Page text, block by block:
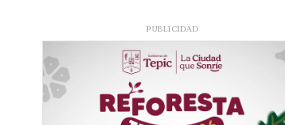
PUBLICIDAD